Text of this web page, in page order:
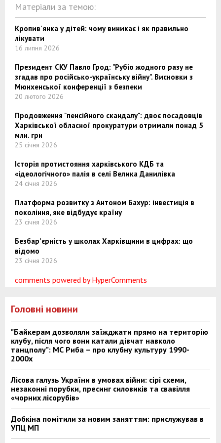
Матеріали за темою:
Кропив'янка у дітей: чому виникає і як правильно
лікувати
16 липня 2026
Президент СКУ Павло Грод: "Рубіо жодного разу не
згадав про російсько-українську війну". Висновки з
Мюнхенської конференції з безпеки
20 лютого 2026
Продовження "пенсійного скандалу": двоє посадовців
Харківської обласної прокуратури отримали понад 5
млн. грн
25 січня 2026
Історія протистояння харківського КДБ та
«ідеологічного» палія в селі Велика Данилівка
24 січня 2026
Платформа розвитку з Антоном Бахур: інвестиція в
покоління, яке відбудує країну
23 січня 2026
Безбар’єрність у школах Харківщини в цифрах: що
відомо
23 січня 2026
comments powered by HyperComments
Головні новини
"Байкерам дозволяли заїжджати прямо на територію
клубу, після чого вони катали дівчат навколо
танцполу": МС Риба – про клубну культуру 1990-
2000х
Лісова галузь України в умовах війни: сірі схеми,
незаконні порубки, пресинг силовиків та свавілля
«чорних лісорубів»
Добкіна помітили за новим заняттям: прислужував в
УПЦ МП